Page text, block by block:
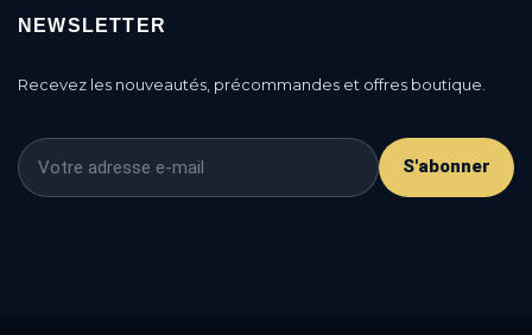
NEWSLETTER
Recevez les nouveautés, précommandes et offres boutique.
S'abonner